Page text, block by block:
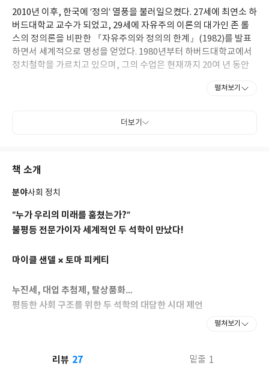
2010년 이후, 한국에 ‘정의’ 열풍을 불러일으켰다. 27세에 최연소 하
버드대학교 교수가 되었고, 29세에 자유주의 이론의 대가인 존 롤
스의 정의론을 비판한 『자유주의와 정의의 한계』(1982)를 발표
하면서 세계적으로 명성을 얻었다. 1980년부터 하버드대학교에서
정치철학을 가르치고 있으며, 그의 수업은 현재까지 20여 년 동안
의 세계적 학자로 인정받는 그는 명실공히 이 시대의 최고 석학이자
살 수 없는 것들』 『정치와 도덕을 말하다』 『완벽에 대한 반
동서양의 철학적 대화를 살펴봄으로써 마이클 샌델의 ‘정의’를 새롭
펼쳐보기
더보기
책 소개
분야사회 정치
“누가 우리의 미래를 훔쳤는가?”
불평등 전문가이자 세계적인 두 석학이 만났다!
마이클 샌델 × 토마 피케티
누진세, 대입 추첨제, 탈상품화…
평등한 사회 구조를 위한 두 석학의 대담한 시대 제언
식인이자 대중 사상가로 이 만남은 그 자체로 눈길을 모았다. 이 자
펼쳐보기
리뷰 27 밑줄 1